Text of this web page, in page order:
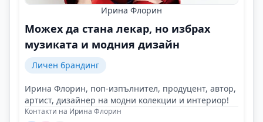
Ирина Флорин
Можех да стана лекар, но избрах
музиката и модния дизайн
Личен брандинг
Ирина Флорин, поп-изпълнител, продуцент, автор,
артист, дизайнер на модни колекции и интериор!
Контакти на Ирина Флорин